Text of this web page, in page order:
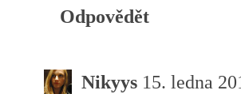
Odpovědět
Nikyys 15. ledna